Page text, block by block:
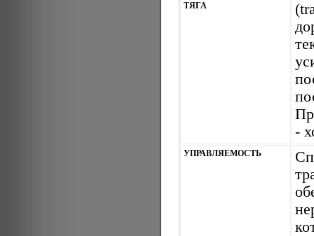
ТЯГА
-
УПРАВЛЯЕМОСТЬ